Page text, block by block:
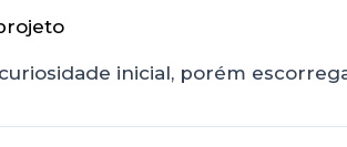
inicial, porém